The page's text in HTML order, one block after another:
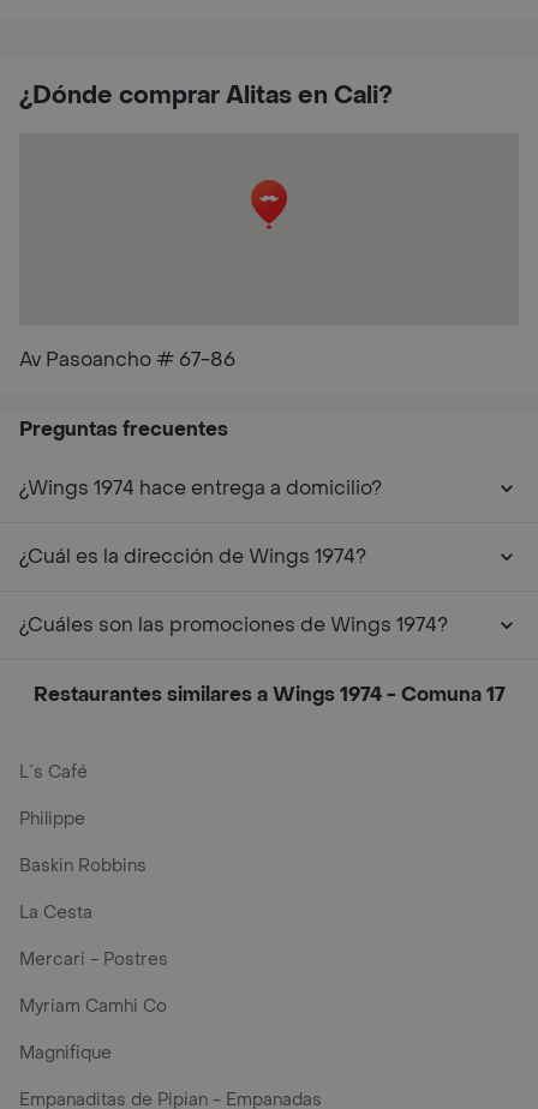
¿Dónde comprar Alitas en Cali?
Av Pasoancho # 67-86
Preguntas frecuentes
¿Wings 1974 hace entrega a domicilio?
¿Cuál es la dirección de Wings 1974?
¿Cuáles son las promociones de Wings 1974?
Restaurantes similares a Wings 1974 - Comuna 17
L´s Café
Philippe
Baskin Robbins
La Cesta
Mercari - Postres
Myriam Camhi Co
Magnifique
Empanaditas de Pipian - Empanadas